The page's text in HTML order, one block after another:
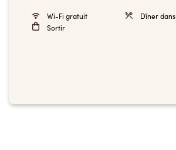
Wi-Fi gratuit
Dîner dans
Sortir